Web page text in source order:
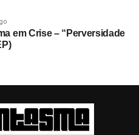
em Crise – “Perversidade